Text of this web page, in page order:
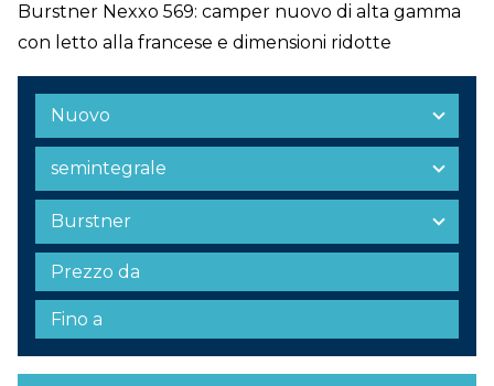
Burstner Nexxo 569: camper nuovo di alta gamma
con letto alla francese e dimensioni ridotte